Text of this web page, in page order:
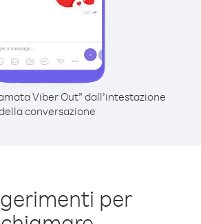
Viber Out” dall’intestazione
conversazione
per